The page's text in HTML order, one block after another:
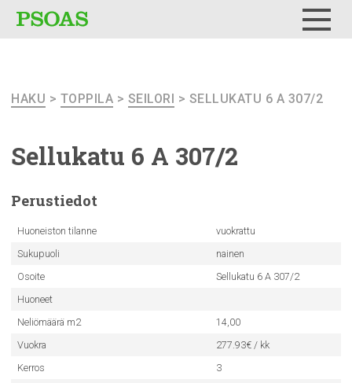
HAKU > TOPPILA > SEILORI > SELLUKATU 6 A 307/2
Sellukatu 6 A 307/2
Perustiedot
Huoneiston tilanne
vuokrattu
Sukupuoli
nainen
Osoite
Sellukatu 6 A 307/2
Huoneet
Neliömäärä m2
14,00
Vuokra
277.93€ / kk
Kerros
3